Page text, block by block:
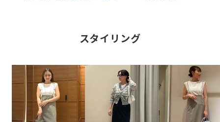
ンクトップ#2点セット#セットアイテム#夏コーデ#レイヤー
レクトショップ
【注意事項】
※商品画像は、光の当たり具合やパソコンなどの閲覧環境に
スタイリング